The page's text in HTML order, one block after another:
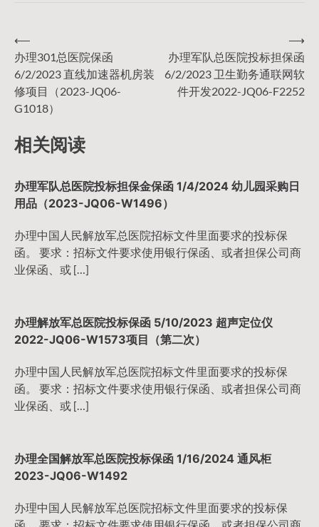
文
章
导
⟵
办理301总医院保函
6/2/2023 直线加速器机房装
修项目（2023-JQ06-
G1018）
办理军队总医院投标担保函
6/2/2023 卫生勤务通联网软
件开发2022-JQ06-F2252
⟶
相关阅读
办理军队总医院投标担保金保函 1/4/2024 幼儿园采购日
用品（2023-JQ06-W1496）
办理中国人民解放军总医院招标文件里面要求的投标保
函。 要求：招标文件要求使用银行保函、或者担保公司商
业保函、或 […]
办理解放军总医院投标保函 5/10/2023 超声定位仪
2022-JQ06-W1573项目（第二次）
办理中国人民解放军总医院招标文件里面要求的投标保
函。 要求：招标文件要求使用银行保函、或者担保公司商
业保函、或 […]
办理全国解放军总医院投标保函 1/16/2024 通风柜
2023-JQ06-W1492
办理中国人民解放军总医院招标文件里面要求的投标保
函。 要求：招标文件要求使用银行保函、或者担保公司商